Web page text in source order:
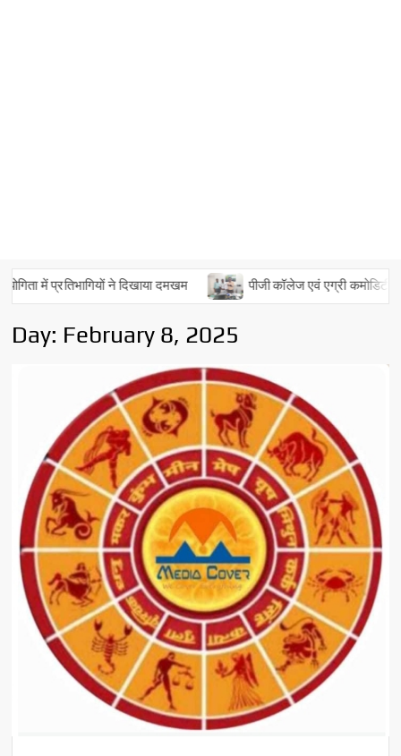
में प्रतिभागियों ने दिखाया दमखम पीजी कॉलेज एवं एग्री कमोडिटीज
Day: February 8, 2025